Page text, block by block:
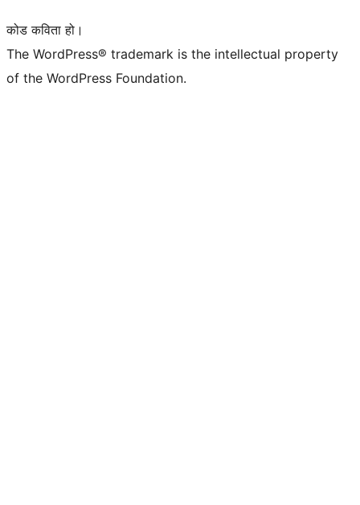
कोड कविता हो।
The WordPress® trademark is the intellectual property
of the WordPress Foundation.